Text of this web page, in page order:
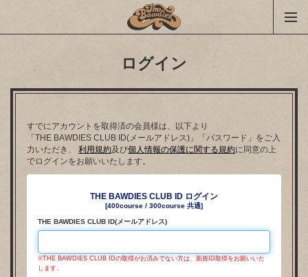
ログイン
すでにアカウントを取得済の会員様は、以下より
「THE BAWDIES CLUB ID(メールアドレス)」「パスワード」をご入
力いただき、
利用規約及び個人情報の保護に関する規約に同意の上
でログインをお願いいたします。
THE BAWDIES CLUB ID ログイン
[400course / 300course 共通]
THE BAWDIES CLUB ID(メールアドレス)
※THE BAWDIES CLUB IDの取得がお済みでない方は、新規ID取得をお願いいた
します。